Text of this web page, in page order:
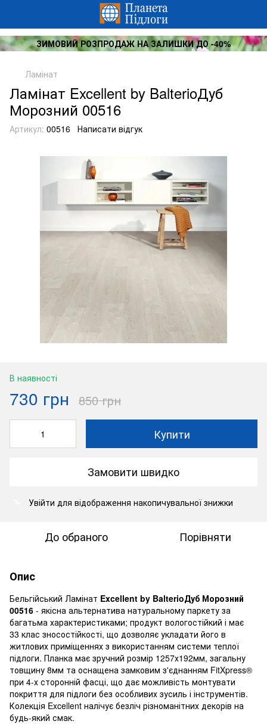
ЗИМОВИЙ РОЗПРОДАЖ НА ЗАЛИШКИ ДО -40%
Ламінат
Ламінат Excellent by BalterioДуб
Морозний 00516
Артикул: 00516 Написати відгук
В наявності
730 грн 850 грн
Купити
Замовити швидко
Увійти для відображення накопичувальної знижки
До обраного Порівняти
Опис
Бельгійський Ламінат Excellent by BalterioДуб Морозний
00516 - якісна альтернатива натуральному паркету за
багатьма характеристиками; продукт вологостійкий і має
33 клас зносостійкості, що дозволяє укладати його в
житлових приміщеннях з використанням системи теплої
підлоги. Планка має зручний розмір 1257х192мм, загальну
товщину 8мм та оснащена замковим з'єднанням FitXpress®
при 4-х сторонній фасці, що дає можливість монтувати
покриття для підлоги без особливих зусиль і інструментів.
Колекція Excellent налічує безліч різноманітних декорів на
будь-який смак.